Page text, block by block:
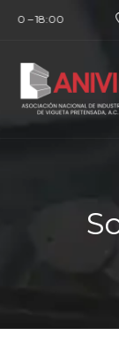
– 18:00